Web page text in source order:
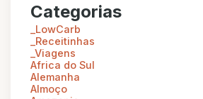
Categorias
_LowCarb
_Receitinhas
_Viagens
Africa do Sul
Alemanha
Almoço